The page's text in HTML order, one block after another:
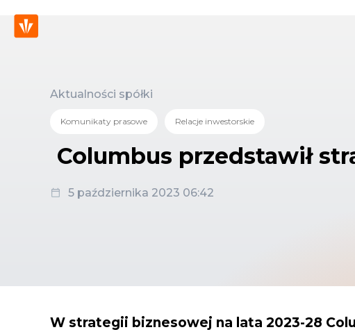
Aktualności spółki
Komunikaty prasowe Relacje inwestorskie
Columbus przedstawił
5 października 2023 06:42
W strategii biznesowej na lata 2023-28